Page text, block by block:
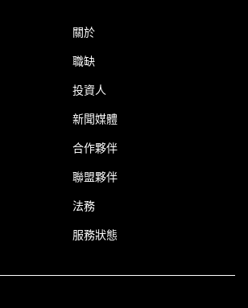
關於
職缺
投資人
新聞媒體
合作夥伴
聯盟夥伴
法務
服務狀態